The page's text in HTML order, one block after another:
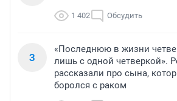
1 402 Обсудить
3
«Последнюю в жизни
лишь с одной четверкой».
рассказали про сына,
боролся с раком